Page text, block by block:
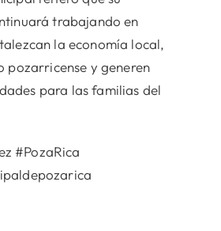
trabajando en
la economía local,
pozarricense y generen
para las familias del
#PozaRica